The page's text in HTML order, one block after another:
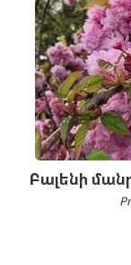
Բալենի